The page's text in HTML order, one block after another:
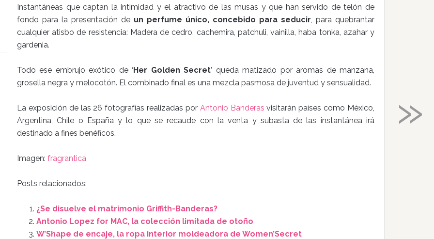
Instantáneas que captan la intimidad y el atractivo de las musas y que han servido de telón de
fondo para la presentación de un perfume único, concebido para seducir, para quebrantar
cualquier atisbo de resistencia: Madera de cedro, cachemira, patchuli, vainilla, haba tonka, azahar y
gardenia.
Todo ese embrujo exótico de ‘Her Golden Secret’ queda matizado por aromas de manzana,
grosella negra y melocotón. El combinado final es una mezcla pasmosa de juventud y sensualidad.
La exposición de las 26 fotografías realizadas por Antonio Banderas visitarán países como México,
Argentina, Chile o España y lo que se recaude con la venta y subasta de las instantánea irá
destinado a fines benéficos.
Imagen: fragrantica
Posts relacionados:
¿Se disuelve el matrimonio Griffith-Banderas?
Antonio Lopez for MAC, la colección limitada de otoño
W’Shape de encaje, la ropa interior moldeadora de Women’Secret
»